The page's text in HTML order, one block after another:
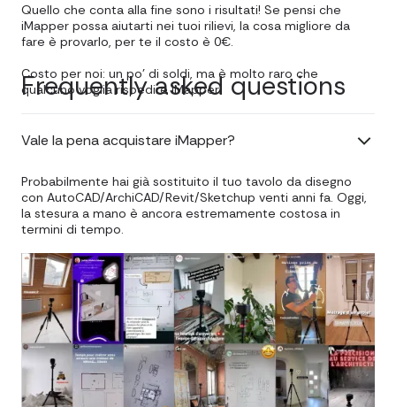
Frequently asked questions
Quello che conta alla fine sono i risultati! Se pensi che
iMapper possa aiutarti nei tuoi rilievi, la cosa migliore da
fare è provarlo, per te il costo è 0€.
Costo per noi: un po' di soldi, ma è molto raro che
qualcuno voglia rispedire iMapper.
Vale la pena acquistare iMapper?
Probabilmente hai già sostituito il tuo tavolo da disegno
con AutoCAD/ArchiCAD/Revit/Sketchup venti anni fa. Oggi,
la stesura a mano è ancora estremamente costosa in
termini di tempo.